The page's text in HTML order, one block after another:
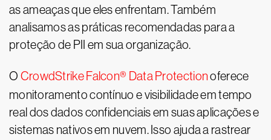
as ameaças que eles enfrentam. Também
analisamos as práticas recomendadas para a
proteção de PII em sua organização.
O CrowdStrike Falcon® Data Protectionoferece
monitoramento contínuo e visibilidade em tempo
real dos dados confidenciais em suas aplicações e
sistemas nativos em nuvem. Isso ajuda a rastrear